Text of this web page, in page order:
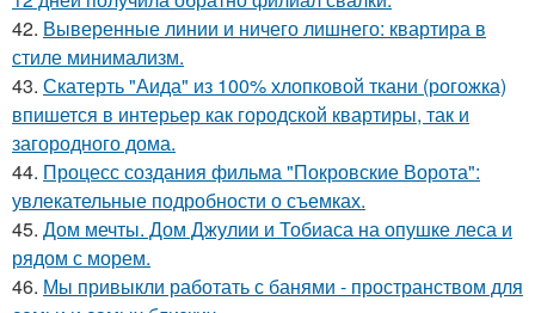
42. Выверенные линии и ничего лишнего: квартира в
стиле минимализм.
43. Скатерть "Аида" из 100% хлопковой ткани (рогожка)
впишется в интерьер как городской квартиры, так и
загородного дома.
44. Процесс создания фильма "Покровские Ворота":
увлекательные подробности о съемках.
45. Дом мечты. Дом Джулии и Тобиаса на опушке леса и
рядом с морем.
46. Мы привыкли работать с банями - пространством для